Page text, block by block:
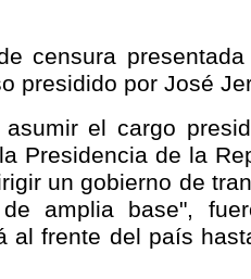
censura presentada
presidido por José
el cargo
Presidencia de la
un gobierno de
amplia base",
al frente del país